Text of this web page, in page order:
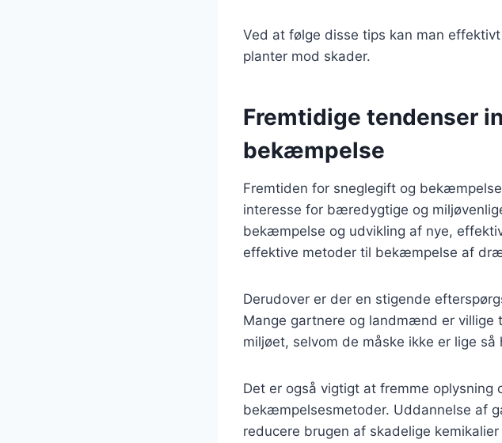
Ved at følge disse tips kan man
planter mod skader.
Fremtidige tendenser
bekæmpelse
Fremtiden for sneglegift og
interesse for bæredygtige og
bekæmpelse og udvikling af nye,
effektive metoder til bekæmpelse af
Derudover er der en stigende
Mange gartnere og landmænd er villige
miljøet, selvom de måske ikke er lige
Det er også vigtigt at fremme oplysning
bekæmpelsesmetoder. Uddannelse af
reducere brugen af skadelige